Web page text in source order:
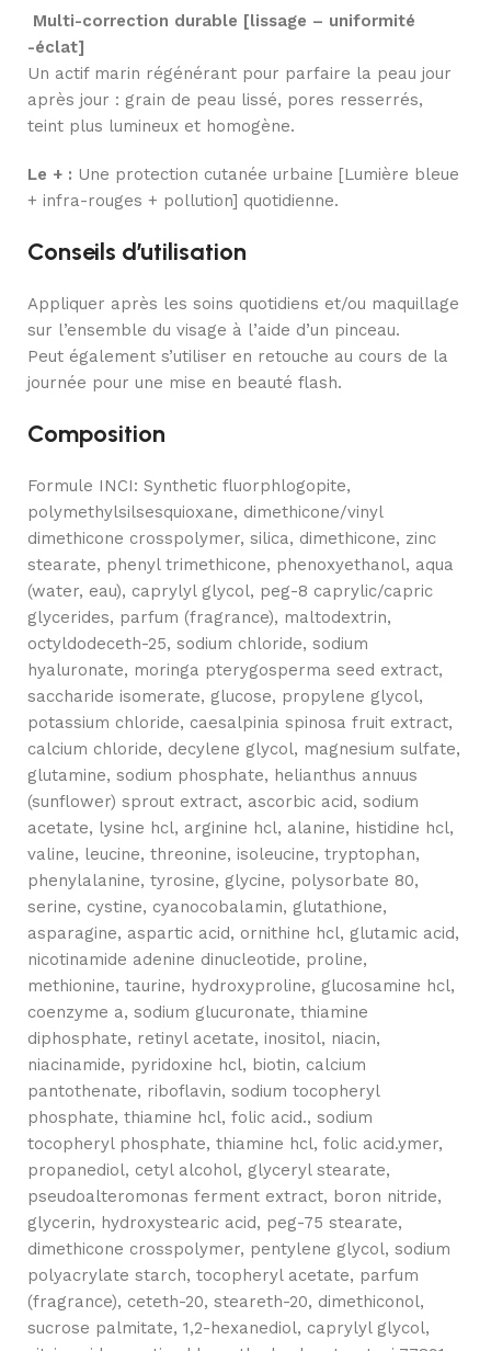
Multi-correction durable [lissage – uniformité
-éclat]
Un actif marin régénérant pour parfaire la peau jour
après jour : grain de peau lissé, pores resserrés,
teint plus lumineux et homogène.
Le + : Une protection cutanée urbaine [Lumière bleue
+ infra-rouges + pollution] quotidienne.
Conseils d’utilisation
Appliquer après les soins quotidiens et/ou maquillage
sur l’ensemble du visage à l’aide d’un pinceau.
Peut également s’utiliser en retouche au cours de la
journée pour une mise en beauté flash.
Composition
Formule INCI: Synthetic fluorphlogopite,
polymethylsilsesquioxane, dimethicone/vinyl
dimethicone crosspolymer, silica, dimethicone, zinc
stearate, phenyl trimethicone, phenoxyethanol, aqua
(water, eau), caprylyl glycol, peg-8 caprylic/capric
glycerides, parfum (fragrance), maltodextrin,
octyldodeceth-25, sodium chloride, sodium
hyaluronate, moringa pterygosperma seed extract,
saccharide isomerate, glucose, propylene glycol,
potassium chloride, caesalpinia spinosa fruit extract,
calcium chloride, decylene glycol, magnesium sulfate,
glutamine, sodium phosphate, helianthus annuus
(sunflower) sprout extract, ascorbic acid, sodium
acetate, lysine hcl, arginine hcl, alanine, histidine hcl,
valine, leucine, threonine, isoleucine, tryptophan,
phenylalanine, tyrosine, glycine, polysorbate 80,
serine, cystine, cyanocobalamin, glutathione,
asparagine, aspartic acid, ornithine hcl, glutamic acid,
nicotinamide adenine dinucleotide, proline,
methionine, taurine, hydroxyproline, glucosamine hcl,
coenzyme a, sodium glucuronate, thiamine
diphosphate, retinyl acetate, inositol, niacin,
niacinamide, pyridoxine hcl, biotin, calcium
pantothenate, riboflavin, sodium tocopheryl
phosphate, thiamine hcl, folic acid., sodium
tocopheryl phosphate, thiamine hcl, folic acid.ymer,
propanediol, cetyl alcohol, glyceryl stearate,
pseudoalteromonas ferment extract, boron nitride,
glycerin, hydroxystearic acid, peg-75 stearate,
dimethicone crosspolymer, pentylene glycol, sodium
polyacrylate starch, tocopheryl acetate, parfum
(fragrance), ceteth-20, steareth-20, dimethiconol,
sucrose palmitate, 1,2-hexanediol, caprylyl glycol,